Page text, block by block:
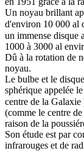
Un noyau brillant
d'environ 10 000 al
un immense disque
1000 à 3000 al
Dû à la rotation de
noyau.
Le bulbe et le
sphérique appelée
centre de la
(comme le centre
raison de la
Son étude est par
infrarouges et de